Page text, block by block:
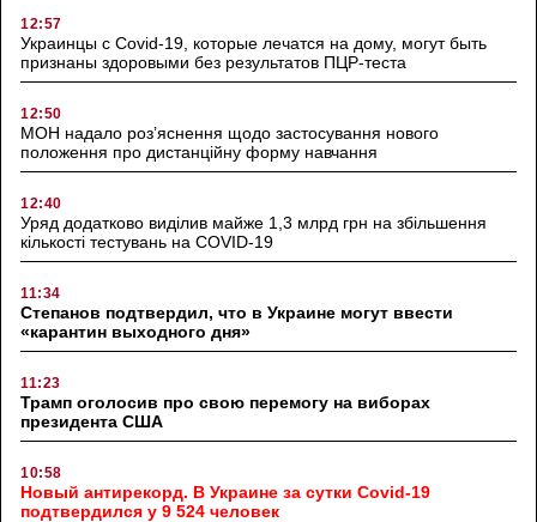
12:57
Украинцы с Covid-19, которые лечатся на дому, могут быть
признаны здоровыми без результатов ПЦР-теста
12:50
МОН надало роз’яснення щодо застосування нового
положення про дистанційну форму навчання
12:40
Уряд додатково виділив майже 1,3 млрд грн на збільшення
кількості тестувань на COVID-19
11:34
Степанов подтвердил, что в Украине могут ввести
«карантин выходного дня»
11:23
Трамп оголосив про свою перемогу на виборах
президента США
10:58
Новый антирекорд. В Украине за сутки Covid-19
подтвердился у 9 524 человек